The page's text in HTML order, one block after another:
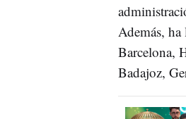
Además,
Barcelona,
Badajoz,